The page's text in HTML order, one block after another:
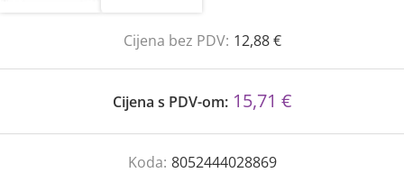
Cijena bez PDV: 12,88 €
Cijena s PDV-om: 15,71 €
Koda: 8052444028869